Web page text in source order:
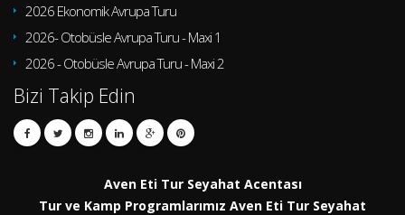
2026 Ekonomik Avrupa Turu
2026- Otobüsle Avrupa Turu - Maxi 1
2026 - Otobüsle Avrupa Turu - Maxi 2
Bizi Takip Edin
Aven Eti Tur Seyahat Acentası
Tur ve Kamp Programlarımız Aven Eti Tur Seyahat